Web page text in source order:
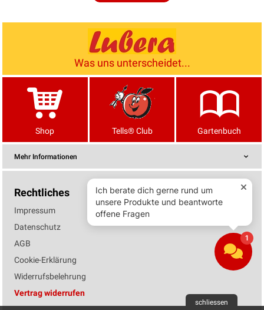
Was uns unterscheidet...
Shop Tells® Club Gartenbuch
Mehr Informationen
Rechtliches
Impressum
Datenschutz
AGB
Cookie-Erklärung
Widerrufsbelehrung
Vertrag widerrufen
schliessen